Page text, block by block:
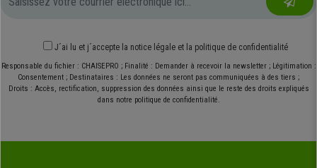
J´ai lu et j´accepte la notice légale et la politique de confidentialité
Responsable du fichier : CHAISEPRO ; Finalité : Demander à recevoir la newsletter ; Légitimation :
Consentement ; Destinataires : Les données ne seront pas communiquées à des tiers ;
Droits : Accès, rectification, suppression des données ainsi que le reste des droits expliqués
dans notre politique de confidentialité.